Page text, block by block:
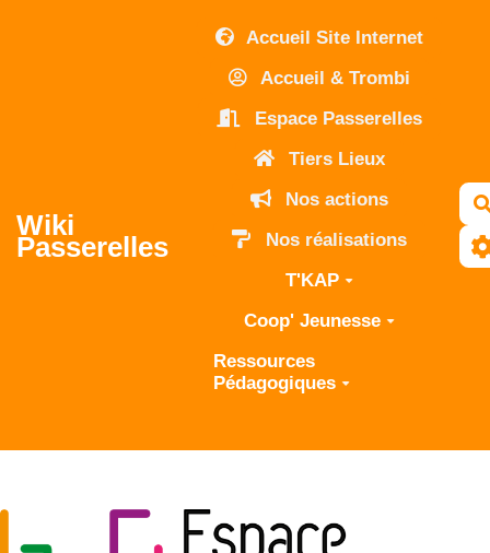
Aller au contenu principal
Wiki
Passerelles
Accueil Site Internet
Accueil & Trombi
Espace Passerelles
Tiers Lieux
Nos actions
Nos réalisations
T'KAP
Coop' Jeunesse
Ressources
Pédagogiques